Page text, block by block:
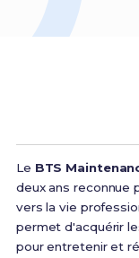
Le BTS
deux ans reconnue
vers la vie
permet d'acquérir
pour entretenir et